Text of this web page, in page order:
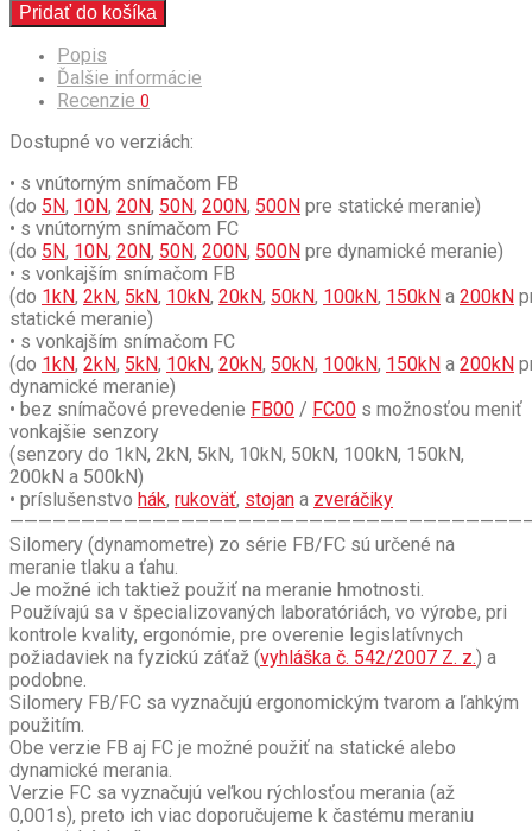
Pridať do košíka
Popis
Ďalšie informácie
Recenzie 0
Dostupné vo verziách:
• s vnútorným snímačom FB
(do 5N, 10N, 20N, 50N, 200N, 500N pre statické meranie)
• s vnútorným snímačom FC
(do 5N, 10N, 20N, 50N, 200N, 500N pre dynamické meranie)
• s vonkajším snímačom FB
(do 1kN, 2kN, 5kN, 10kN, 20kN, 50kN, 100kN, 150kN a 200kN
statické meranie)
• s vonkajším snímačom FC
(do 1kN, 2kN, 5kN, 10kN, 20kN, 50kN, 100kN, 150kN a 200kN
dynamické meranie)
• bez snímačové prevedenie FB00 / FC00 s možnosťou meniť
vonkajšie senzory
(senzory do 1kN, 2kN, 5kN, 10kN, 50kN, 100kN, 150kN,
200kN a 500kN)
• príslušenstvo hák, rukoväť, stojan a zveráčiky
Silomery (dynamometre) zo série FB/FC sú určené na
meranie tlaku a ťahu.
Je možné ich taktiež použiť na meranie hmotnosti.
Používajú sa v špecializovaných laboratóriách, vo výrobe, pri
kontrole kvality, ergonómie, pre overenie legislatívnych
požiadaviek na fyzickú záťaž (vyhláška č. 542/2007 Z. z.) a
podobne.
Silomery FB/FC sa vyznačujú ergonomickým tvarom a ľahkým
použitím.
Obe verzie FB aj FC je možné použiť na statické alebo
dynamické merania.
Verzie FC sa vyznačujú veľkou rýchlosťou merania (až
0,001s), preto ich viac doporučujeme k častému meraniu